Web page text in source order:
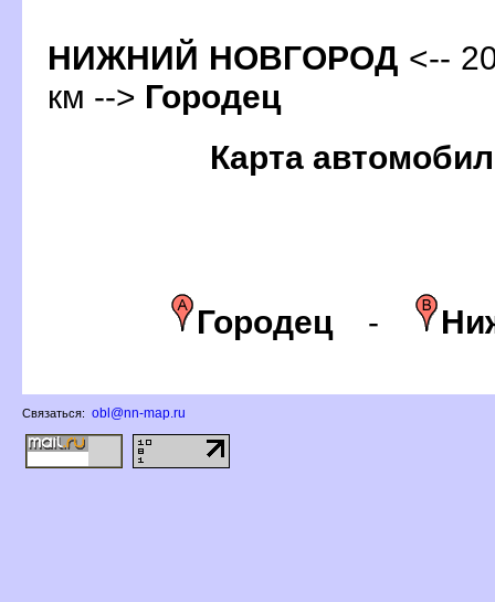
НИЖНИЙ НОВГОРОД <--
км --> Городец
Карта
Городец-
Связаться: obl@nn-map.ru